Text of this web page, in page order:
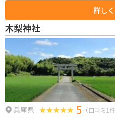
日には開館しています。最新のAR技術
タ映えする写真を求める若者にも人気
詳し
木梨神社
兵庫県 5 （口コミ1件